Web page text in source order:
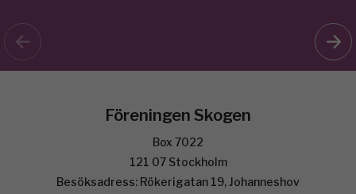
Föreningen Skogen
Box 7022
121 07 Stockholm
Besöksadress: Rökerigatan 19, Johanneshov